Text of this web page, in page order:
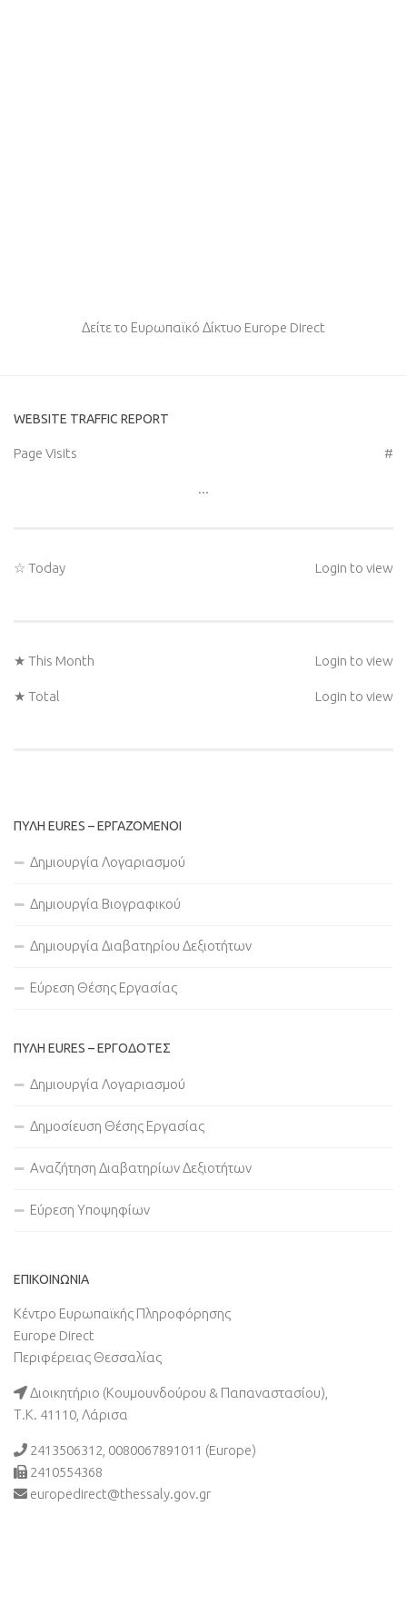
Δείτε το Ευρωπαϊκό Δίκτυο Europe Direct
WEBSITE TRAFFIC REPORT
Page Visits #
...
☆ Today Login to view
★ This Month Login to view
★ Total Login to view
ΠΥΛΗ EURES – ΕΡΓΑΖΟΜΕΝΟΙ
Δημιουργία Λογαριασμού
Δημιουργία Βιογραφικού
Δημιουργία Διαβατηρίου Δεξιοτήτων
Εύρεση Θέσης Εργασίας
ΠΥΛΗ EURES – ΕΡΓΟΔΟΤΕΣ
Δημιουργία Λογαριασμού
Δημοσίευση Θέσης Εργασίας
Αναζήτηση Διαβατηρίων Δεξιοτήτων
Εύρεση Υποψηφίων
ΕΠΙΚΟΙΝΩΝΙΑ
Κέντρο Ευρωπαϊκής Πληροφόρησης
Europe Direct
Περιφέρειας Θεσσαλίας
Διοικητήριο (Κουμουνδούρου & Παπαναστασίου),
Τ.Κ. 41110, Λάρισα
2413506312, 0080067891011 (Europe)
2410554368
europedirect@thessaly.gov.gr